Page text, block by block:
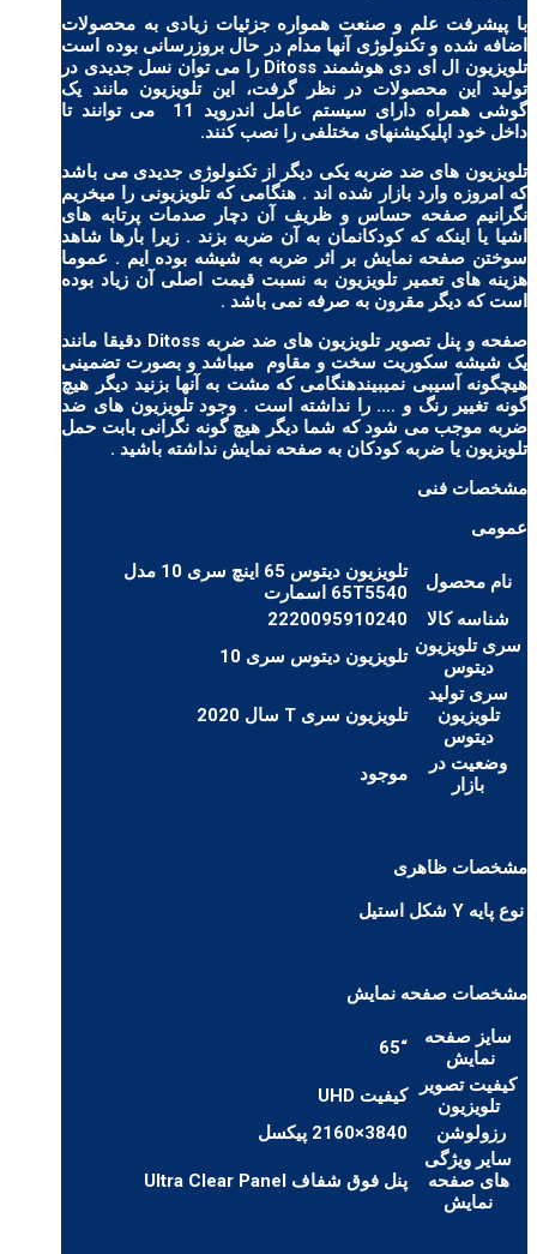
با پیشرفت علم و صنعت همواره جزئیات زیادی به محصولات
اضافه شده و تکنولوژی آنها مدام در حال بروزرسانی بوده است
تلویزیون ال ای دی هوشمند Ditoss را می توان نسل جدیدی در
تولید این محصولات در نظر گرفت، این تلویزیون مانند یک
گوشی همراه دارای سیستم عامل اندروید 11 می توانند تا
داخل خود اپلیکیشنهای مختلفی را نصب کنند.
تلویزیون های ضد ضربه یکی دیگر از تکنولوژی جدیدی می باشد
که امروزه وارد بازار شده اند . هنگامی که تلویزیونی را میخریم
نگرانیم صفحه حساس و ظریف آن دچار صدمات پرتابه های
اشیا یا اینکه که کودکانمان به آن ضربه بزند . زیرا بارها شاهد
سوختن صفحه نمایش بر اثر ضربه به شیشه بوده ایم . عموما
هزینه های تعمیر تلویزیون به نسبت قیمت اصلی آن زیاد بوده
است که دیگر مقرون به صرفه نمی باشد .
صفحه و پنل تصویر تلویزیون های ضد ضربه Ditoss دقیقا مانند
یک شیشه سکوریت سخت و مقاوم میباشد و بصورت تضمینی
هیچگونه آسیبی نمیبیندهنگامی که مشت به آنها بزنید دیگر هیچ
گونه تغییر رنگ و …. را نداشته است . وجود تلویزیون های ضد
ضربه موجب می شود که شما دیگر هیچ گونه نگرانی بابت حمل
تلویزیون یا ضربه کودکان به صفحه نمایش نداشته باشید .
مشخصات فنی
عمومی
نام محصول
تلویزیون دیتوس 65 اینچ سری 10 مدل
65T5540 اسمارت
شناسه کالا
2220095910240
سری تلویزیون
دیتوس
تلویزیون دیتوس سری 10
سری تولید
تلویزیون
دیتوس
تلویزیون سری T سال 2020
وضعیت در
بازار
موجود
مشخصات ظاهری
نوع پایه Y شکل استیل
مشخصات صفحه نمایش
سایز صفحه
نمایش
“65
کیفیت تصویر
تلویزیون
کیفیت UHD
رزولوشن
3840×2160 پیکسل
سایر ویژگی
های صفحه
نمایش
پنل فوق شفاف Ultra Clear Panel